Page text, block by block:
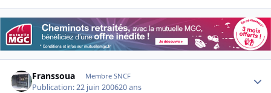
Franssoua Membre SNCF
Publication:22 juin 200620 ans